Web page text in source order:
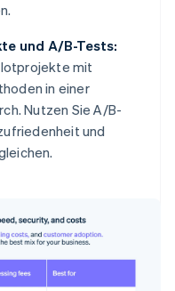
und A/B-Tests:
mit
in einer
Nutzen Sie A/B-
und